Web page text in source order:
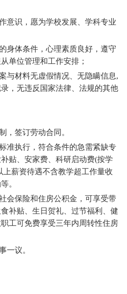
意识，愿为学校发展、学科专业
身体条件，心理素质良好，遵守
单位管理和工作安排；
与材料无虚假情况、无隐瞒信息,
，无违反国家法律、法规的其他
，签订劳动合同。
准执行，符合条件的急需紧缺专
贴、安家费、科研启动费(按学
薪资待遇不含教学超工作量收
。
会保险和住房公积金，可享受带
补贴、生日贺礼、过节福利、健
工可免费享受三年内周转性住房
一议。